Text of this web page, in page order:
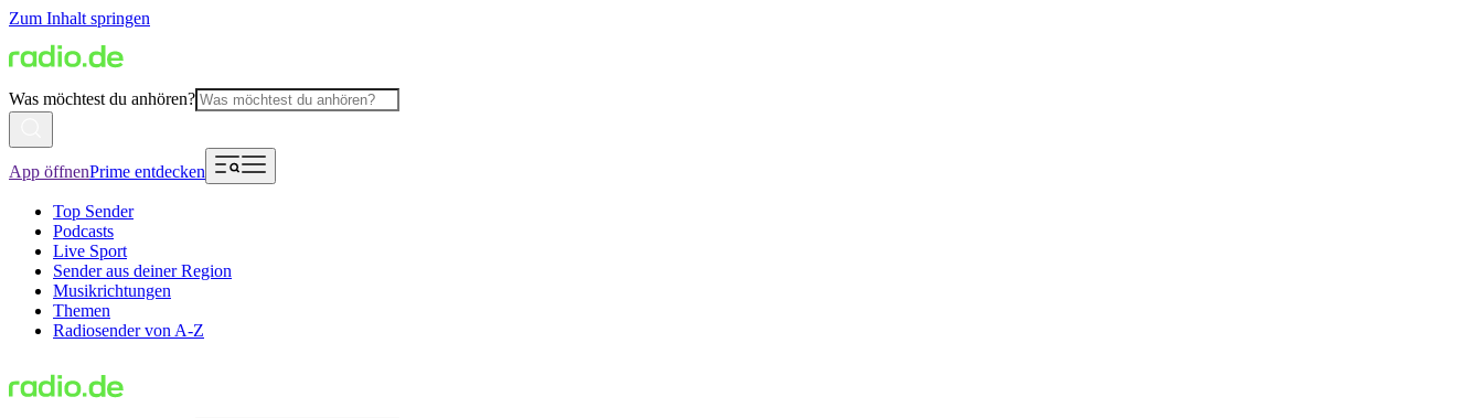
Zum Inhalt springen
Was möchtest du anhören?
App öffnenPrime entdecken
Top Sender
Podcasts
Live Sport
Sender aus deiner Region
Musikrichtungen
Themen
Radiosender von A-Z